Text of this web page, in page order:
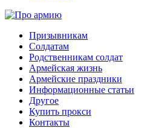
Призывникам
Солдатам
Родственникам солдат
Армейская жизнь
Армейские праздники
Информационные статьи
Другое
Купить прокси
Контакты